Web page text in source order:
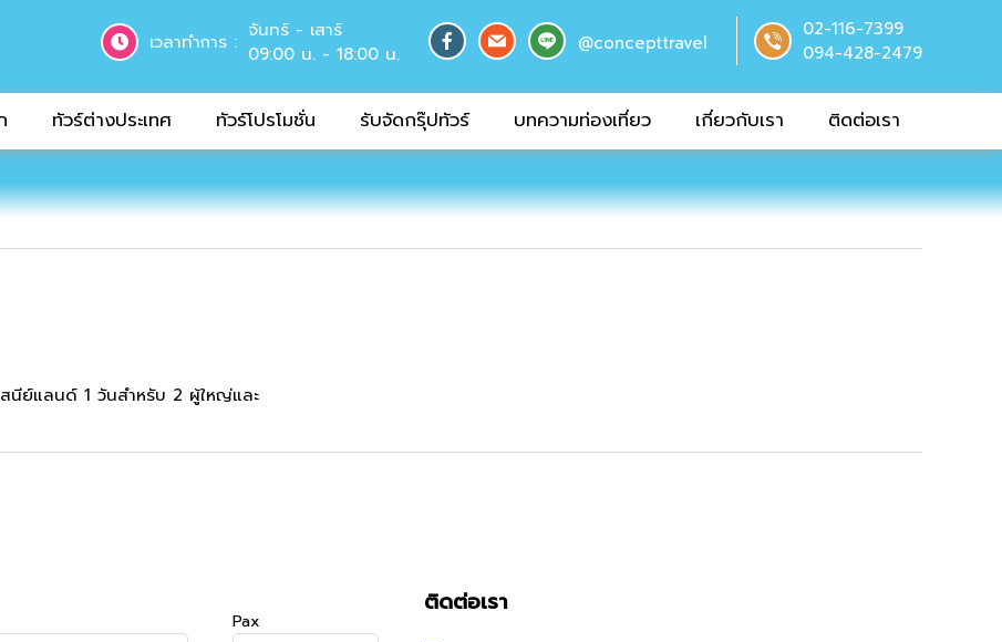
เวลาทำการ : จันทร์ - เสาร์
09:00 น. - 18:00 น.
@concepttravel
02-116-7399
094-428-2479
ทัวร์ต่างประเทศ ทัวร์โปรโมชั่น รับจัดกรุ๊ปทัวร์ บทความท่องเที่ยว เกี่ยวกับเรา ติดต่อเรา
นีย์แลนด์ 1 วันสำหรับ 2 ผู้ใหญ่และ
Pax
ติดต่อเรา